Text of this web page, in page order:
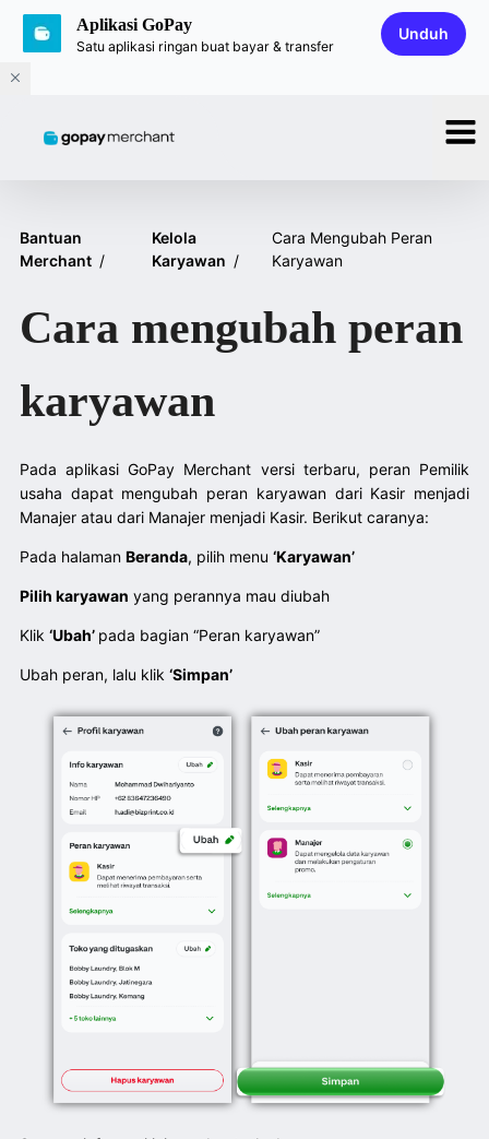
Aplikasi GoPay
Satu aplikasi ringan buat bayar & transfer
Unduh
Bantuan
Merchant /
Kelola
Karyawan /
Cara Mengubah Peran
Karyawan
Cara mengubah peran
karyawan
Pada aplikasi GoPay Merchant versi terbaru, peran Pemilik
usaha dapat mengubah peran karyawan dari Kasir menjadi
Manajer atau dari Manajer menjadi Kasir. Berikut caranya:
Pada halaman Beranda, pilih menu ‘Karyawan’
Pilih karyawan yang perannya mau diubah
Klik ‘Ubah’ pada bagian “Peran karyawan”
Ubah peran, lalu klik ‘Simpan’